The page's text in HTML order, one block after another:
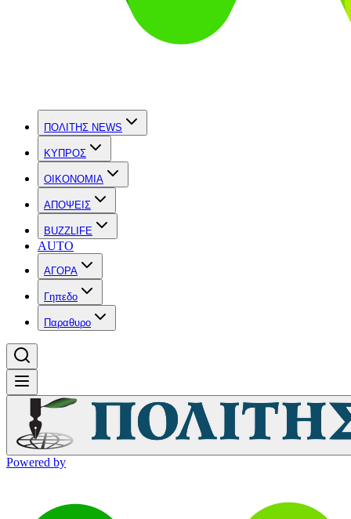
ΠΟΛΙΤΗΣ NEWS
ΚΥΠΡΟΣ
OIKONOMIA
ΑΠΟΨΕΙΣ
BUZZLIFE
AUTO
ΑΓΟΡΑ
Γηπεδο
Παραθυρο
Powered by